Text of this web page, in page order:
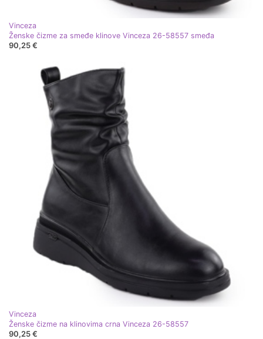
Vinceza
Ženske čizme za smeđe klinove Vinceza 26-58557 smeđa
90,25 €
Vinceza
Ženske čizme na klinovima crna Vinceza 26-58557
90,25 €